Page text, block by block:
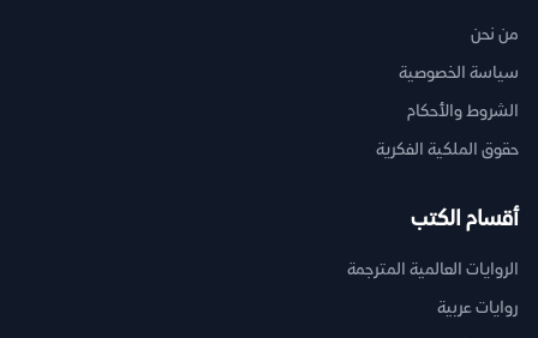
من نحن
سياسة الخصوصية
الشروط والأحكام
حقوق الملكية الفكرية
أقسام الكتب
الروايات العالمية المترجمة
روايات عربية